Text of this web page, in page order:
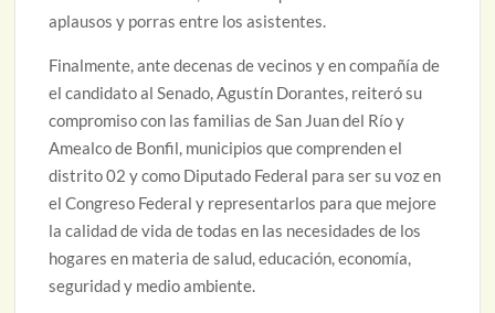
aplausos y porras entre los asistentes.
Finalmente, ante decenas de vecinos y en compañía de
el candidato al Senado, Agustín Dorantes, reiteró su
compromiso con las familias de San Juan del Río y
Amealco de Bonfil, municipios que comprenden el
distrito 02 y como Diputado Federal para ser su voz en
el Congreso Federal y representarlos para que mejore
la calidad de vida de todas en las necesidades de los
hogares en materia de salud, educación, economía,
seguridad y medio ambiente.